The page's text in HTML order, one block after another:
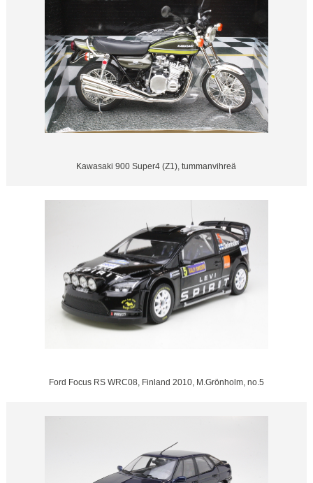
Kawasaki 900 Super4 (Z1), tummanvihreä
Ford Focus RS WRC08, Finland 2010, M.Grönholm, no.5